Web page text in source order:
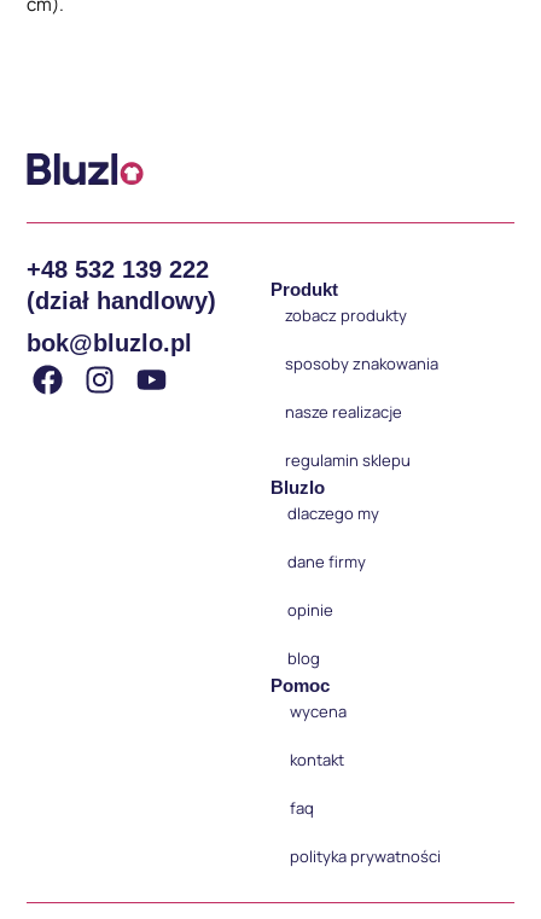
+48 532 139 222
(dział handlowy)
bok@bluzlo.pl
Produkt
zobacz produkty
sposoby znakowania
nasze realizacje
regulamin sklepu
Bluzlo
dlaczego my
dane firmy
opinie
blog
Pomoc
wycena
kontakt
faq
polityka prywatności